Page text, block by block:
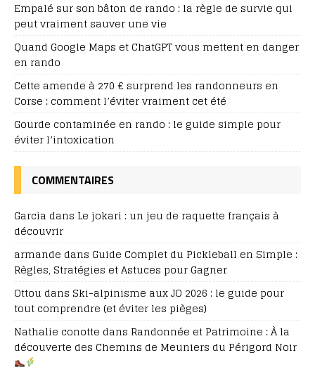
Empalé sur son bâton de rando : la règle de survie qui
peut vraiment sauver une vie
Quand Google Maps et ChatGPT vous mettent en danger
en rando
Cette amende à 270 € surprend les randonneurs en
Corse : comment l’éviter vraiment cet été
Gourde contaminée en rando : le guide simple pour
éviter l’intoxication
COMMENTAIRES
Garcia dans Le jokari : un jeu de raquette français à
découvrir
armande dans Guide Complet du Pickleball en Simple :
Règles, Stratégies et Astuces pour Gagner
Ottou dans Ski-alpinisme aux JO 2026 : le guide pour
tout comprendre (et éviter les pièges)
Nathalie conotte dans Randonnée et Patrimoine : À la
découverte des Chemins de Meuniers du Périgord Noir